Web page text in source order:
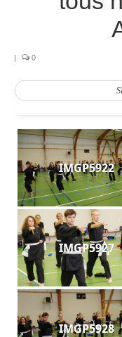
Media
Blog
Contact
| 0
IMGP5922
IMGP5927
IMGP5928